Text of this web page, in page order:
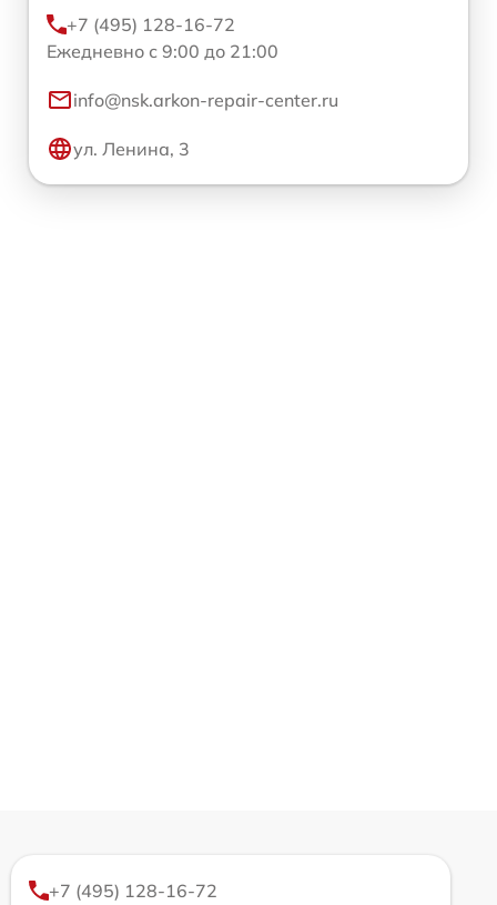
+7 (495) 128-16-72
Ежедневно с 9:00 до 21:00
info@nsk.arkon-repair-center.ru
ул. Ленина, 3
+7 (495) 128-16-72